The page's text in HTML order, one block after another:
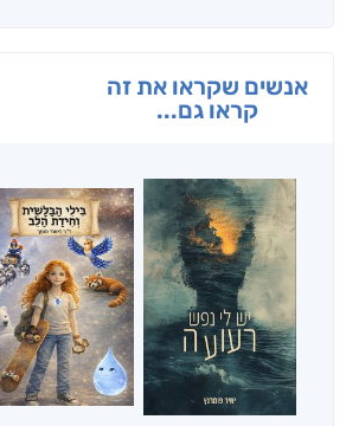
אנשים שקראו את זה
קראו גם...